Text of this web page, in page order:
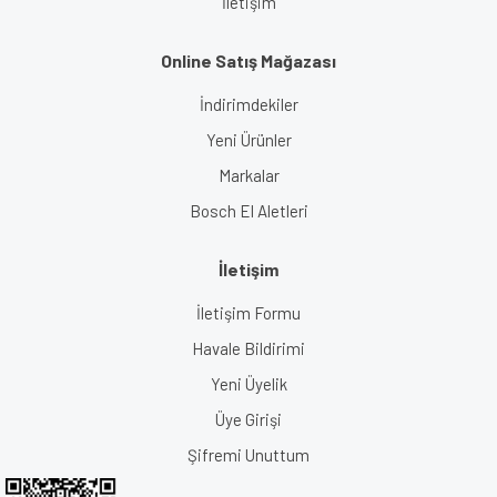
Online Satış Mağazası
İndirimdekiler
Yeni Ürünler
Markalar
Bosch El Aletleri
İletişim
İletişim Formu
Havale Bildirimi
Yeni Üyelik
Üye Girişi
Şifremi Unuttum